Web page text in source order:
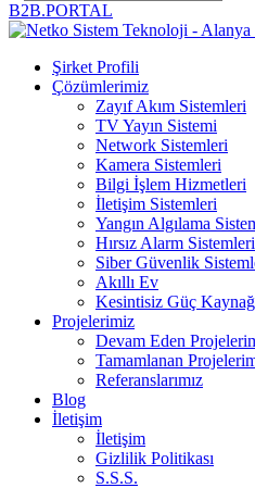
B2B.PORTAL
Şirket Profili
Çözümlerimiz
Zayıf Akım Sistemleri
TV Yayın Sistemi
Network Sistemleri
Kamera Sistemleri
Bilgi İşlem Hizmetleri
İletişim Sistemleri
Yangın Algılama
Hırsız Alarm Sistemleri
Siber Güvenlik
Akıllı Ev
Kesintisiz Güç
Projelerimiz
Devam Eden
Tamamlanan
Referanslarımız
Blog
İletişim
İletişim
Gizlilik Politikası
S.S.S.